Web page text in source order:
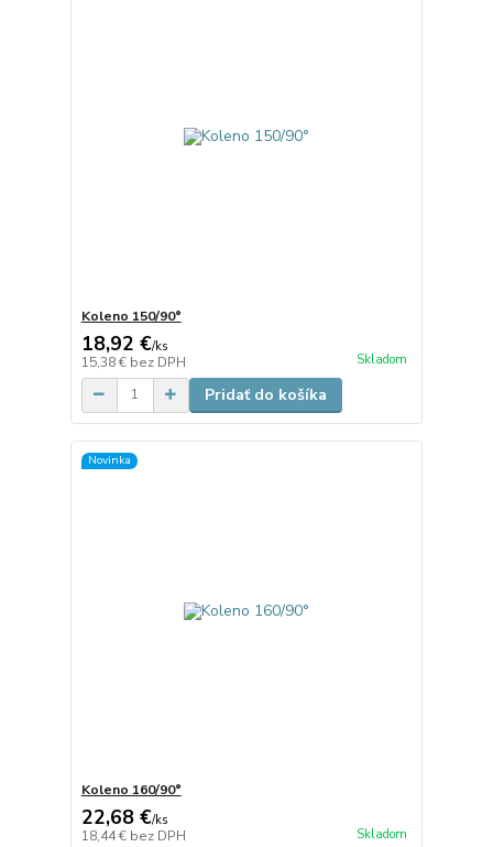
Koleno 150/90°
18,92 €/ks
15,38 € bez DPH Skladom
Pridať do košíka
Novinka
Koleno 160/90°
22,68 €/ks
18,44 € bez DPH Skladom